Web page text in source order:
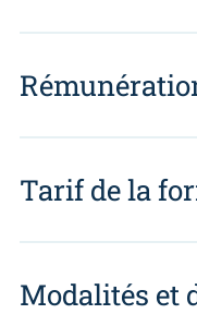
Tarif de la
Modalités et